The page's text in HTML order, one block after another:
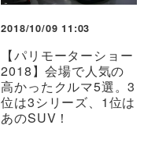
2018/10/09 11:03
【パリモーターショー
2018】会場で人気の
高かったクルマ5選。3
位は3シリーズ、1位は
あのSUV！